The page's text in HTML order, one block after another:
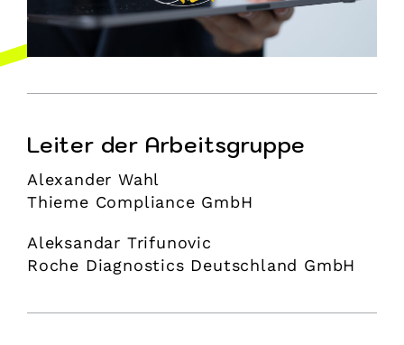
Leiter der Arbeitsgruppe
Alexander Wahl
Thieme Compliance GmbH
Aleksandar Trifunovic
Roche Diagnostics Deutschland GmbH